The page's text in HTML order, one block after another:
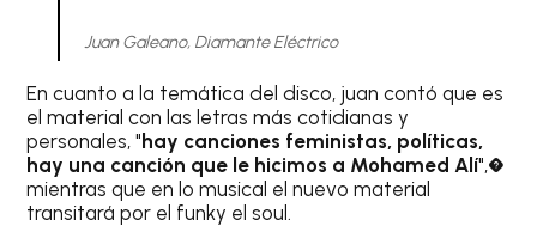
Juan Galeano, Diamante Eléctrico
En cuanto a la temática del disco, juan contó que es
el material con las letras más cotidianas y
personales, " hay canciones feministas, políticas,
hay una canción que le hicimos a Mohamed Alí",�
mientras que en lo musical el nuevo material
transitará por el funky el soul.